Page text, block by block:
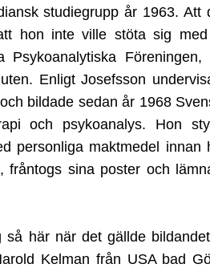
studiegrupp år 1963. Att
hon inte ville stöta sig
Psykoanalytiska Föreningen,
Enligt Josefsson
bildade sedan år 1968
och psykoanalys. Hon
personliga maktmedel innan
fråntogs sina poster och
så här när det gällde
Kelman från USA bad